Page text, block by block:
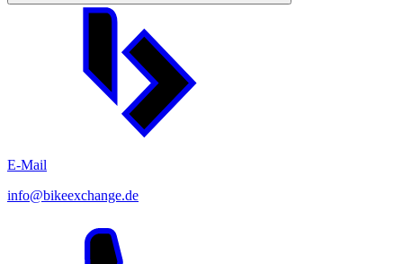
E-Mail
info@bikeexchange.de